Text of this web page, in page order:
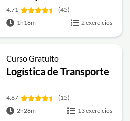
4.71
(45)
1h18m
2 exercícios
Curso Gratuito
Logística de Transporte
4.67
(15)
2h28m
13 exercícios